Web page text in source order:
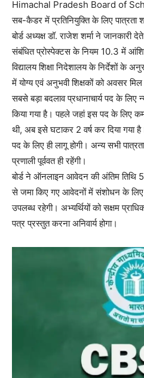
Himachal Pradesh Board of
सब-कैडर में प्रतिनियुक्ति के लिए पात्रता
बोर्ड अध्यक्ष डॉ. राजेश शर्मा ने जानकारी
संबंधित प्रोस्पेक्टस के नियम 10.3 में
विद्यालय शिक्षा निदेशालय के निर्देशों के
में योग्य एवं अनुभवी शिक्षकों को अवसर
सबसे बड़ा बदलाव प्रधानाचार्य पद के
किया गया है। पहले जहां इस पद के लिए
थी, अब इसे घटाकर 2 वर्ष कर दिया गया
पद के लिए ही लागू होगी। अन्य सभी
प्रणाली पूर्ववत ही रहेंगी।
बोर्ड ने ऑनलाइन आवेदन की अंतिम तिथि
से जमा किए गए आवेदनों में संशोधन के लिए
उपलब्ध रहेगी। अभ्यर्थियों को सक्षम
पत्र प्रस्तुत करना अनिवार्य होगा।